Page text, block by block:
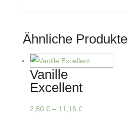
Ähnliche Produkte
Vanille
Excellent
2,80 €– 11,16 €